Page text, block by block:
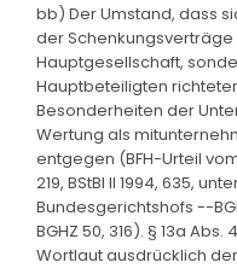
bb) Der Umstand, dass
der
Hauptgesellschaft,
Hauptbeteiligten
Besonderheiten der
Wertung als
entgegen (BFH-Urteil vom
219, BStBl II 1994, 635,
Bundesgerichtshofs --
BGHZ 50, 316). § 13a
Wortlaut ausdrücklich